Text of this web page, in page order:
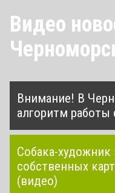
Видео
Внимание! В
алгоритм работы
Собака-художник
собственных
(видео)